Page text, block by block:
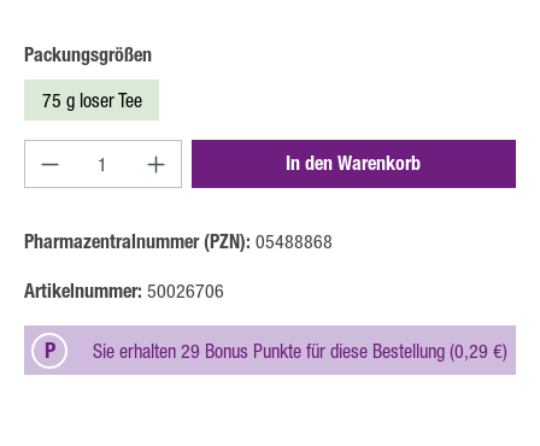
Packungsgrößenauswählen
75 g loser Tee
Produkt Anzahl: Gib den gewünschten Wert ein
In den Warenkorb
Pharmazentralnummer (PZN): 05488868
Artikelnummer: 50026706
P Sie erhalten 29 Bonus Punkte für diese Bestellung (0,29 €)